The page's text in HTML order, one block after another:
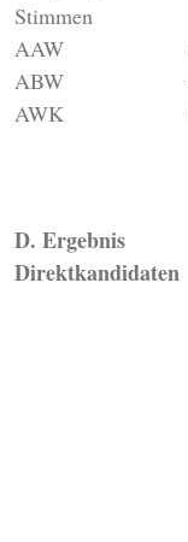
Stimmen
AAW
ABW
AWK
D. Ergebnis
Direktkandidaten